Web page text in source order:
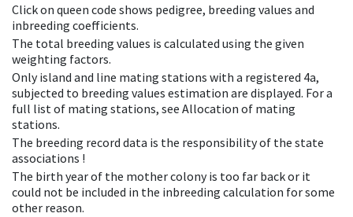
Click on queen code shows pedigree, breeding values and
inbreeding coefficients.
The total breeding values is calculated using the given
weighting factors.
Only island and line mating stations with a registered 4a,
subjected to breeding values estimation are displayed. For a
full list of mating stations, see Allocation of mating
stations.
The breeding record data is the responsibility of the state
associations !
The birth year of the mother colony is too far back or it
could not be included in the inbreeding calculation for some
other reason.